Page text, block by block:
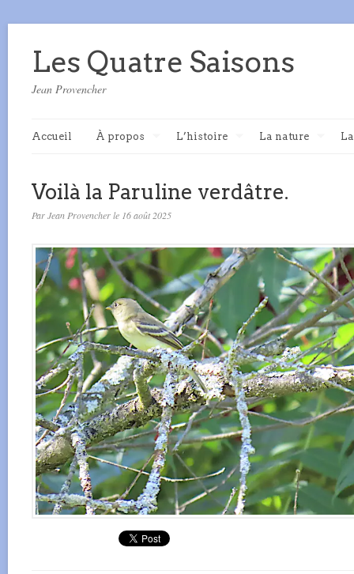
Les Quatre Saisons
Jean Provencher
Accueil À propos L’histoire La nature
Voilà la Paruline verdâtre.
Par Jean Provencher le 16 août 2025